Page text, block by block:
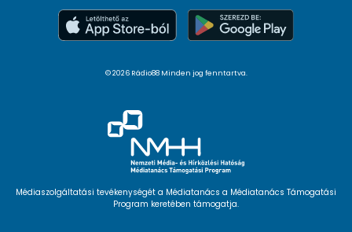
© 2026 Rádio88 Minden jog fenntartva.
Médiaszolgáltatási tevékenységét a Médiatanács a Médiatanács Támogatási
Program keretében támogatja.